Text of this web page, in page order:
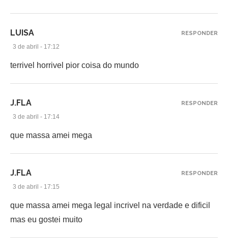
LUISA
3 de abril - 17:12
terrivel horrivel pior coisa do mundo
RESPONDER
J.FLA
3 de abril - 17:14
que massa amei mega
RESPONDER
J.FLA
3 de abril - 17:15
que massa amei mega legal incrivel na verdade e dificil
mas eu gostei muito
RESPONDER